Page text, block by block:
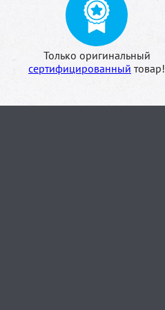
Только оригинальный
сертифицированный товар!